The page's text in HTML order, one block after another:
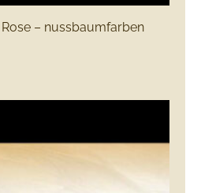
– nussbaumfarben